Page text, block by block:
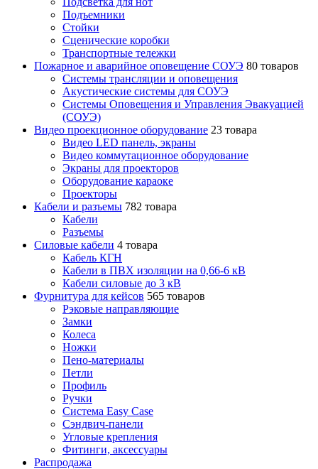
Подъемники
Стойки
Сценические коробки
Транспортные тележки
Пожарное и аварийное оповещение СОУЭ 80 товаров
Cистемы трансляции и оповещения
Акустические системы для СОУЭ
Системы Оповещения и Управления Эвакуацией
(СОУЭ)
Видео проекционное оборудование 23 товара
Видео LED панель, экраны
Видео коммутационное оборудование
Экраны для проекторов
Оборудование караоке
Проекторы
Кабели и разъемы 782 товара
Кабели
Разъемы
Силовые кабели 4 товара
Кабель КГН
Кабели в ПВХ изоляции на 0,66-6 кВ
Кабели силовые до 3 кВ
Фурнитура для кейсов 565 товаров
Рэковые направляющие
Замки
Колеса
Ножки
Пено-материалы
Петли
Профиль
Ручки
Система Easy Case
Сэндвич-панели
Угловые крепления
Фитинги, аксессуары
Распродажа